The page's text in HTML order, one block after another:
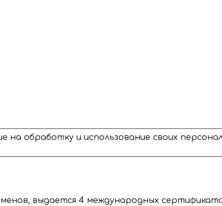
на обработку и использование своих
выдается 4 международных